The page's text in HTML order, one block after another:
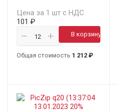
Цена за 1 шт с НДС
101 ₽
В корзину
Общая стоимость 1 212 ₽